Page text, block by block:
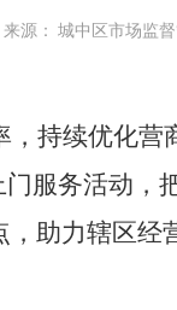
来源： 城中区市场监
持续优化
服务活动
助力辖区经